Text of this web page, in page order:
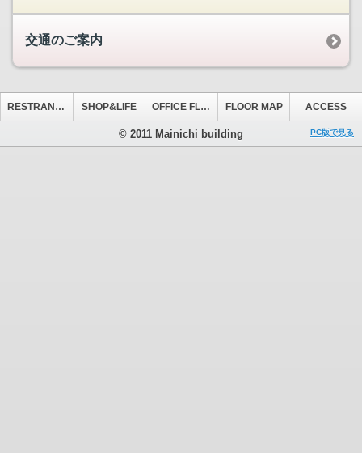
交通のご案内
RESTRANT&CAFE SHOP&LIFE OFFICE FLOOR FLOOR MAP ACCESS
© 2011 Mainichi building PC版で見る